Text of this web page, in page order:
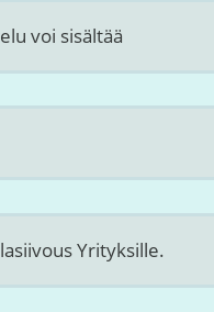
voi sisältää
Yrityksille.